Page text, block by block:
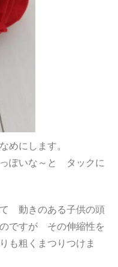
めにします。
ぽいな～と タックに
動きのある子供の頭
ですが その伸縮性を
も粗くまつりつけま